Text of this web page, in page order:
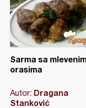
Sarma sa
orasima
Autor: Dragana
Stanković